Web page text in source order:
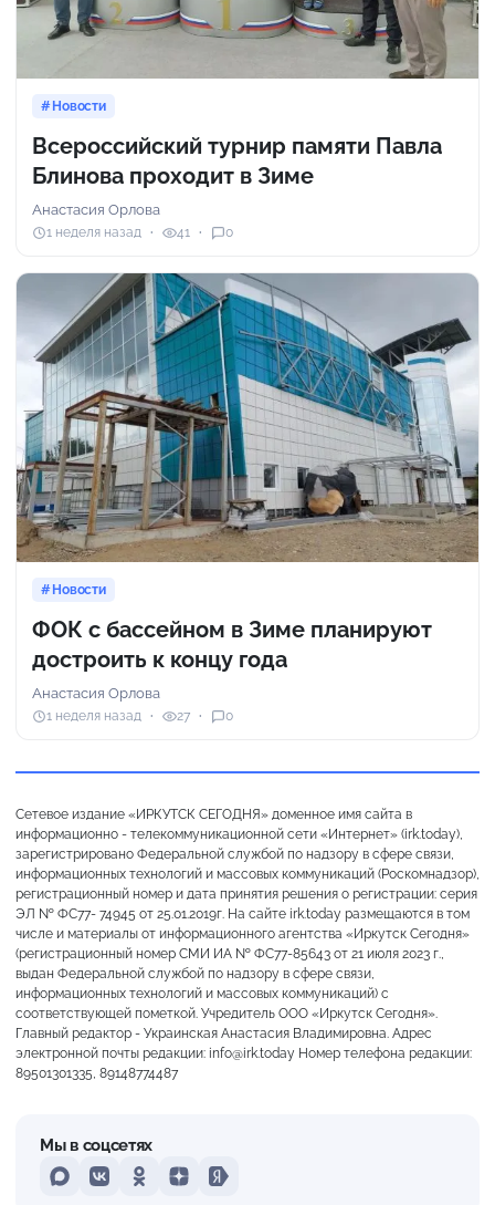
Новости
Всероссийский турнир памяти Павла
Блинова проходит в Зиме
Анастасия Орлова
1 неделя назад 41 0
Новости
ФОК с бассейном в Зиме планируют
достроить к концу года
Анастасия Орлова
1 неделя назад 27 0
Сетевое издание «ИРКУТСК СЕГОДНЯ» доменное имя сайта в
информационно - телекоммуникационной сети «Интернет» (irk.today),
зарегистрировано Федеральной службой по надзору в сфере связи,
информационных технологий и массовых коммуникаций (Роскомнадзор),
регистрационный номер и дата принятия решения о регистрации: серия
ЭЛ № ФС77- 74945 от 25.01.2019г. На сайте irk.today размещаются в том
числе и материалы от информационного агентства «Иркутск Сегодня»
(регистрационный номер СМИ ИА № ФС77-85643 от 21 июля 2023 г.,
выдан Федеральной службой по надзору в сфере связи,
информационных технологий и массовых коммуникаций) с
соответствующей пометкой. Учредитель ООО «Иркутск Сегодня».
Главный редактор - Украинская Анастасия Владимировна. Адрес
электронной почты редакции: info@irk.today Номер телефона редакции:
89501301335, 89148774487
Мы в соцсетях
MAXVKontakteOdnoklassniki
DzenYandex